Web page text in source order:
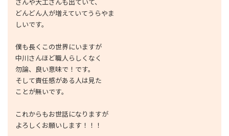
どんどん人が増えていてうらやま
しいです。
僕も長くこの世界にいますが
中川さんほど職人らしくなく
勿論、良い意味で！です。
そして責任感がある人は見た
ことが無いです。
これからもお世話になりますが
よろしくお願いします！！！